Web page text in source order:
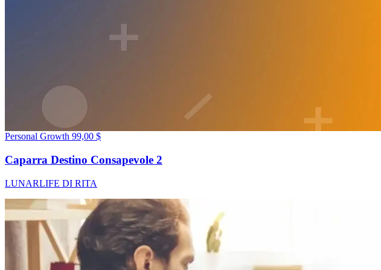
Personal Growth 99,00 $
Caparra Destino Consapevole 2
LUNARLIFE DI RITA